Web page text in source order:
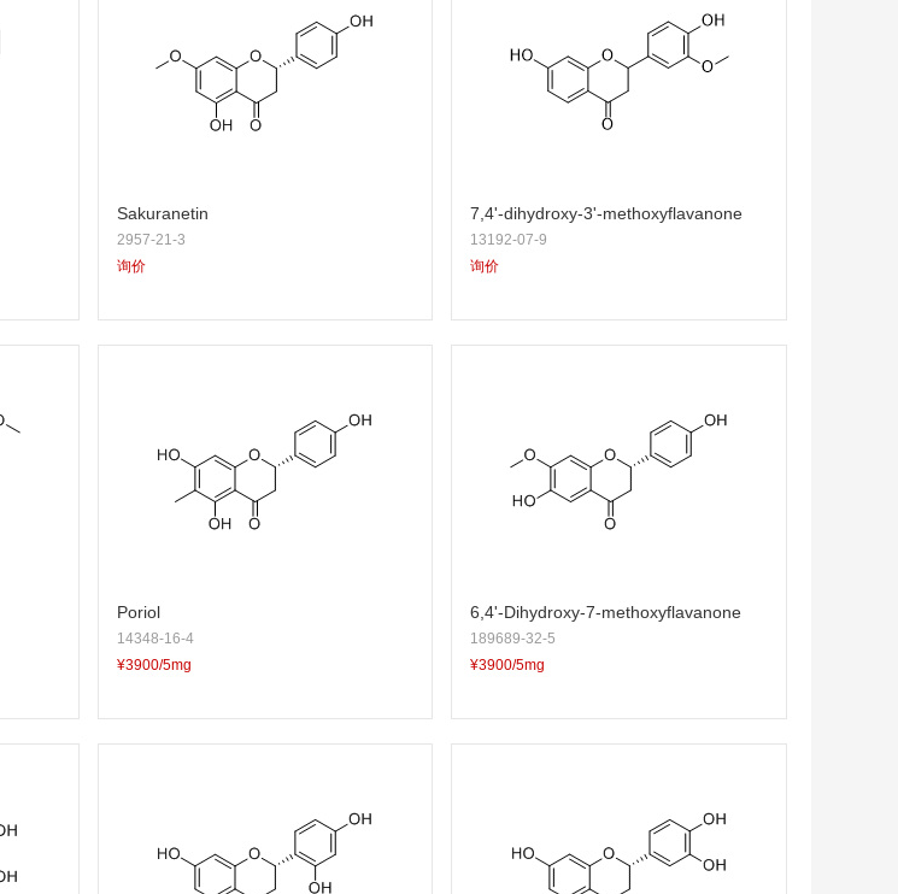
Sakuranetin
2957-21-3
询价
7,4'-dihydroxy-3'-methoxyflavanone
13192-07-9
询价
Poriol
14348-16-4
¥3900/5mg
6,4'-Dihydroxy-7-methoxyflavanone
189689-32-5
¥3900/5mg